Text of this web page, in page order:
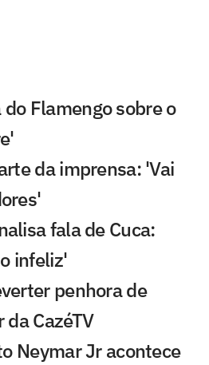
Flamengo sobre o
da imprensa: 'Vai
fala de Cuca:
infeliz'
penhora de
CazéTV
Neymar Jr acontece